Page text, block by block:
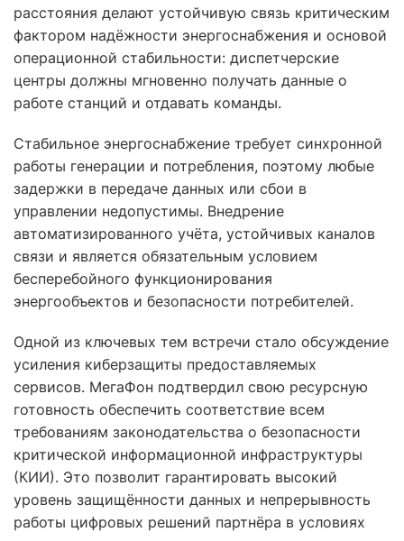
расстояния делают устойчивую связь критическим
фактором надёжности энергоснабжения и основой
операционной стабильности: диспетчерские
центры должны мгновенно получать данные о
работе станций и отдавать команды.
Стабильное энергоснабжение требует синхронной
работы генерации и потребления, поэтому любые
задержки в передаче данных или сбои в
управлении недопустимы. Внедрение
автоматизированного учёта, устойчивых каналов
связи и является обязательным условием
бесперебойного функционирования
энергообъектов и безопасности потребителей.
Одной из ключевых тем встречи стало обсуждение
усиления киберзащиты предоставляемых
сервисов. МегаФон подтвердил свою ресурсную
готовность обеспечить соответствие всем
требованиям законодательства о безопасности
критической информационной инфраструктуры
(КИИ). Это позволит гарантировать высокий
уровень защищённости данных и непрерывность
работы цифровых решений партнёра в условиях